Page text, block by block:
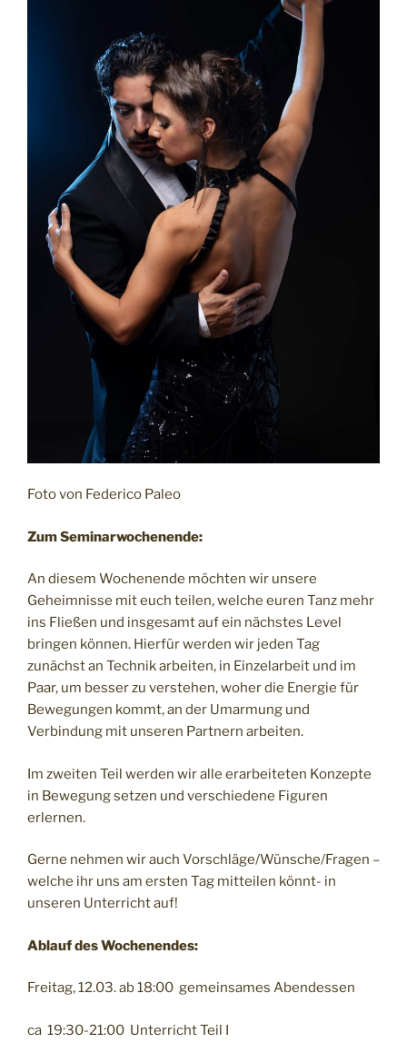
Foto von Federico Paleo
Zum Seminarwochenende:
An diesem Wochenende möchten wir unsere
Geheimnisse mit euch teilen, welche euren Tanz mehr
ins Fließen und insgesamt auf ein nächstes Level
bringen können. Hierfür werden wir jeden Tag
zunächst an Technik arbeiten, in Einzelarbeit und im
Paar, um besser zu verstehen, woher die Energie für
Bewegungen kommt, an der Umarmung und
Verbindung mit unseren Partnern arbeiten.
Im zweiten Teil werden wir alle erarbeiteten Konzepte
in Bewegung setzen und verschiedene Figuren
erlernen.
Gerne nehmen wir auch Vorschläge/Wünsche/Fragen –
welche ihr uns am ersten Tag mitteilen könnt- in
unseren Unterricht auf!
Ablauf des Wochenendes:
Freitag, 12.03. ab 18:00 gemeinsames Abendessen
ca 19:30-21:00 Unterricht Teil I